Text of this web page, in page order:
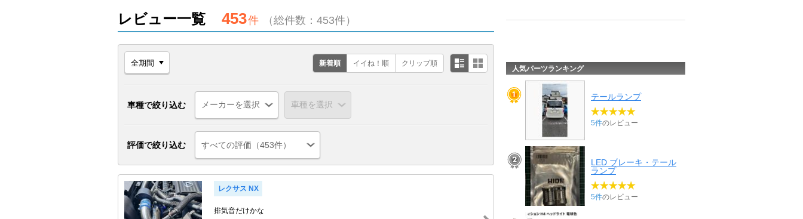
レビュー一覧 453件 （総件数：453件）
新着順 イイね！順 クリップ順
車種で絞り込む
評価で絞り込む すべての評価（453件）
レクサス NX
排気音だけかな
人気パーツランキング
テールランプ
5件のレビュー
LED ブレーキ・テール
ランプ
5件のレビュー